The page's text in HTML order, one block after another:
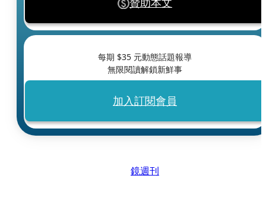
每期 $35 元動態話題報導
無限閱讀解鎖新鮮事
加入訂閱會員
鏡週刊